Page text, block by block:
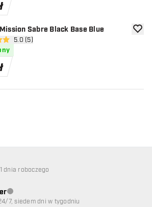
Sabre Black Base Blue
otwórz panel recenzji
oceny5.0 (5)
dnia roboczego
Obsługa klienta niedostępna
7, siedem dni w tygodniu